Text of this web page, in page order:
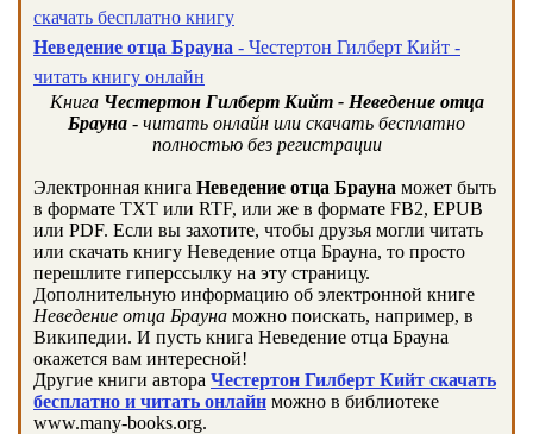
скачать бесплатно книгу
Неведение отца Брауна - Честертон Гилберт Кийт -
читать книгу онлайн
Книга Честертон Гилберт Кийт - Неведение отца
Брауна - читать онлайн или скачать бесплатно
полностью без регистрации
Электронная книга Неведение отца Брауна может быть
в формате TXT или RTF, или же в формате FB2, EPUB
или PDF. Если вы захотите, чтобы друзья могли читать
или скачать книгу Неведение отца Брауна, то просто
перешлите гиперссылку на эту страницу.
Дополнительную информацию об электронной книге
Неведение отца Брауна можно поискать, например, в
Википедии. И пусть книга Неведение отца Брауна
окажется вам интересной!
Другие книги автора Честертон Гилберт Кийт скачать
бесплатно и читать онлайн можно в библиотеке
www.many-books.org.